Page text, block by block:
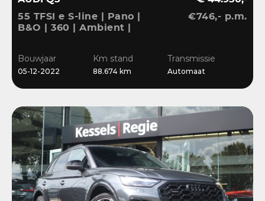
55 TFSI e S-line | Pano |
B&O | 360 | Ambient |
€746,- p.m.
Bouwjaar
05-12-2022
Km stand
88.674 km
Transmissie
Automaat